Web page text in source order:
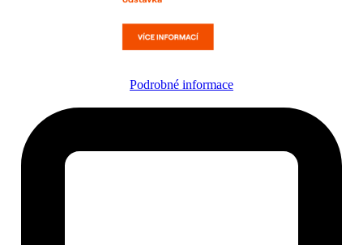
Podrobné informace